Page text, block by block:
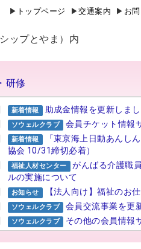
トップページ 交通案内 お
ップとやま）内
研修
新着情報
助成金情報を更新しまし
ソウェルクラブ
会員チケット情報
新着情報
「東京海上日動あんし
協会 10/31締切必着）
福祉人材センター
がんばる介護職
ルの実施について
お知らせ
【法人向け】福祉のお
ソウェルクラブ
会員交流事業を更
ソウェルクラブ
その他の会員情報